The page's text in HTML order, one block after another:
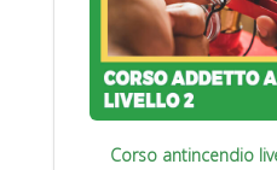
Corso antincendio